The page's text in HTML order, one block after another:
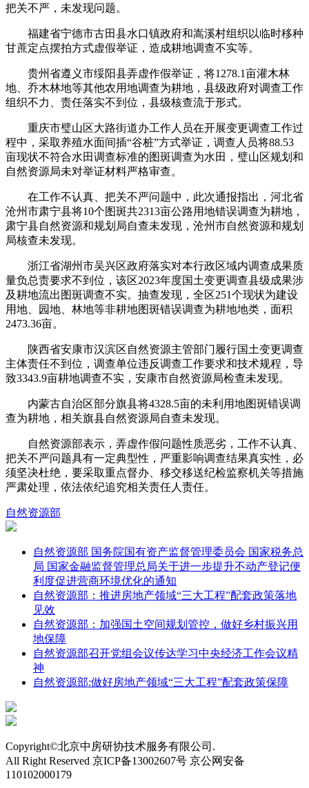
把关不严，未发现问题。
福建省宁德市古田县水口镇政府和嵩溪村组织以临时移种
甘蔗定点摆拍方式虚假举证，造成耕地调查不实等。
贵州省遵义市绥阳县弄虚作假举证，将1278.1亩灌木林
地、乔木林地等其他农用地调查为耕地，县级政府对调查工作
组织不力、责任落实不到位，县级核查流于形式。
重庆市璧山区大路街道办工作人员在开展变更调查工作过
程中，采取养殖水面间插“谷桩”方式举证，调查人员将88.53
亩现状不符合水田调查标准的图斑调查为水田，璧山区规划和
自然资源局未对举证材料严格审查。
在工作不认真、把关不严问题中，此次通报指出，河北省
沧州市肃宁县将10个图斑共2313亩公路用地错误调查为耕地，
肃宁县自然资源和规划局自查未发现，沧州市自然资源和规划
局核查未发现。
浙江省湖州市吴兴区政府落实对本行政区域内调查成果质
量负总责要求不到位，该区2023年度国土变更调查县级成果涉
及耕地流出图斑调查不实。抽查发现，全区251个现状为建设
用地、园地、林地等非耕地图斑错误调查为耕地地类，面积
2473.36亩。
陕西省安康市汉滨区自然资源主管部门履行国土变更调查
主体责任不到位，调查单位违反调查工作要求和技术规程，导
致3343.9亩耕地调查不实，安康市自然资源局检查未发现。
内蒙古自治区部分旗县将4328.5亩的未利用地图斑错误调
查为耕地，相关旗县自然资源局自查未发现。
自然资源部表示，弄虚作假问题性质恶劣，工作不认真、
把关不严问题具有一定典型性，严重影响调查结果真实性，必
须坚决杜绝，要采取重点督办、移交移送纪检监察机关等措施
严肃处理，依法依纪追究相关责任人责任。
自然资源部
自然资源部 国务院国有资产监督管理委员会 国家税务总
局 国家金融监督管理总局关于进一步提升不动产登记便
利度促进营商环境优化的通知
自然资源部：推进房地产领域“三大工程”配套政策落地
见效
自然资源部：加强国土空间规划管控，做好乡村振兴用
地保障
自然资源部召开党组会议传达学习中央经济工作会议精
神
自然资源部:做好房地产领域“三大工程”配套政策保障
Copyright©北京中房研协技术服务有限公司.
All Right Reserved 京ICP备13002607号 京公网安备
110102000179